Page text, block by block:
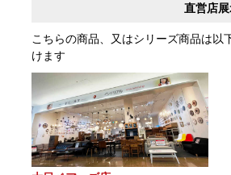
直営店
こちらの商品、又はシリーズ商品は以
けます